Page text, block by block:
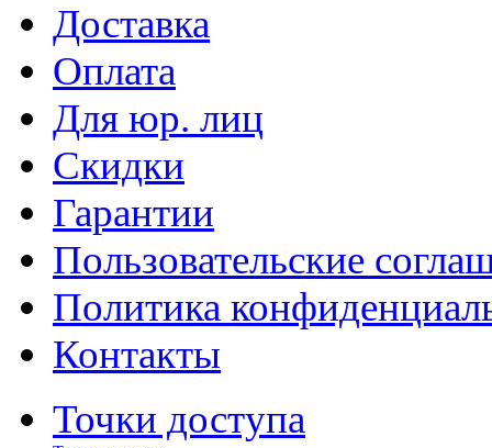
Доставка
Оплата
Для юр. лиц
Скидки
Гарантии
Пользовательские
Политика
Контакты
Точки доступа